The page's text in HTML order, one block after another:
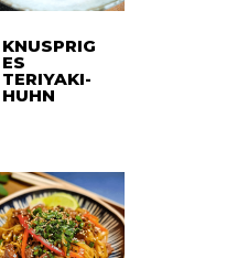
KNUSPRIG
ES
TERIYAKI-
HUHN